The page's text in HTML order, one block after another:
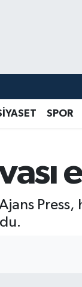
SPOR
Press,